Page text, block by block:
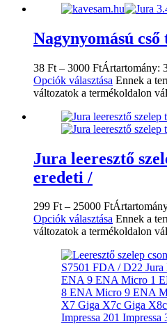
Nagynyomású
38 Ft – 3000 FtÁrtartomány:
Opciók választása Ennek a
változatok a termékoldalon
Jura leeresztő
eredeti /
299 Ft – 25000 Ft
Opciók választása Ennek a
változatok a termékoldalon